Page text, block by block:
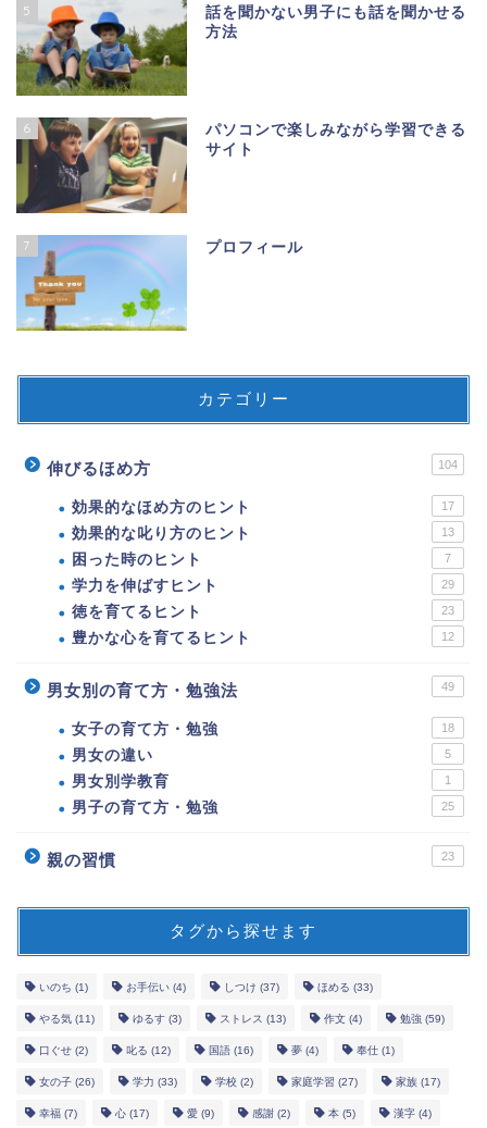
5
話を聞かない男子にも話を聞かせる
方法
6
パソコンで楽しみながら学習できる
サイト
7 プロフィール
カテゴリー
伸びるほめ方 104
効果的なほめ方のヒント 17
効果的な叱り方のヒント 13
困った時のヒント 7
学力を伸ばすヒント 29
徳を育てるヒント 23
豊かな心を育てるヒント 12
男女別の育て方・勉強法 49
女子の育て方・勉強 18
男女の違い 5
男女別学教育 1
男子の育て方・勉強 25
親の習慣 23
タグから探せます
いのち (1) お手伝い (4) しつけ (37) ほめる (33)
やる気 (11) ゆるす (3) ストレス (13) 作文 (4) 勉強 (59)
口ぐせ (2) 叱る (12) 国語 (16) 夢 (4) 奉仕 (1)
女の子 (26) 学力 (33) 学校 (2) 家庭学習 (27) 家族 (17)
幸福 (7) 心 (17) 愛 (9) 感謝 (2) 本 (5) 漢字 (4)